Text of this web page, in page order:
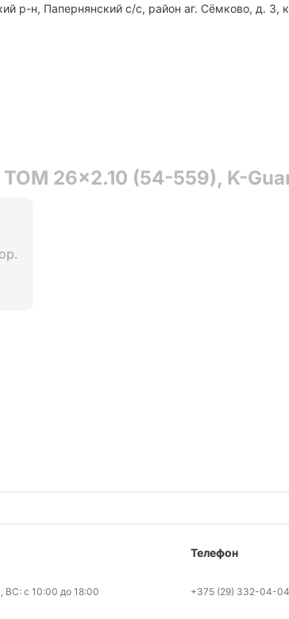
р-н, Папернянский с/с, район аг. Сёмково, д. 3,
26x2.10 (54-559), K-
Телефон
с 10:00 до 18:00 +375 (29) 332-04-04